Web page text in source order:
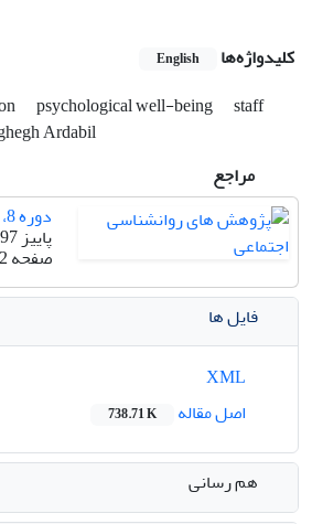
کلیدواژه‌ها English
psychological well-being
staff
Ardabil
مراجع
دوره 8، شماره 31
پاییز 1397
صفحه
فایل ها
اصل مقاله
738.71 K
هم رسانی